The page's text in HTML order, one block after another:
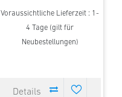
Voraussichtliche Lieferzeit : 1-
4 Tage (gilt für
Neubestellungen)